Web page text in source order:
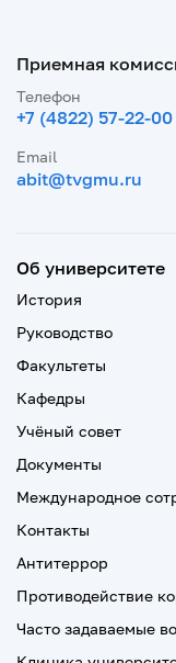
Приемная
Телефон
+7 (4822) 57-22-00
Email
abit@tvgmu.ru
Об университете
История
Руководство
Факультеты
Кафедры
Учёный совет
Документы
Международное
Контакты
Антитеррор
Противодействие
Часто задаваемые